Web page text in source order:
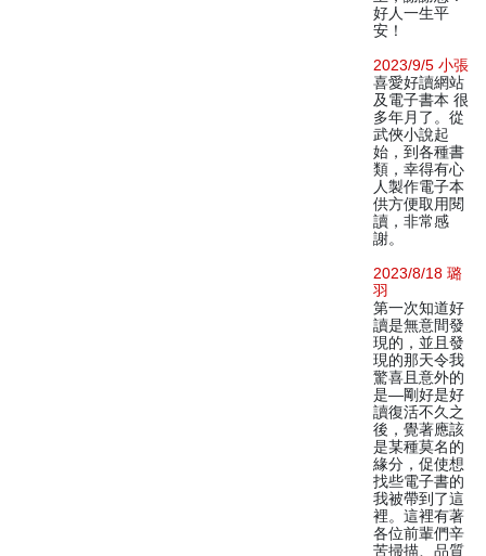
好人一生平
安！
2023/9/5 小張
喜愛好讀網站
及電子書本 很
多年月了。從
武俠小說起
始，到各種書
類，幸得有心
人製作電子本
供方便取用閱
讀，非常感
謝。
2023/8/18 璐
羽
第一次知道好
讀是無意間發
現的，並且發
現的那天令我
驚喜且意外的
是—剛好是好
讀復活不久之
後，覺著應該
是某種莫名的
緣分，促使想
找些電子書的
我被帶到了這
裡。這裡有著
各位前輩們辛
苦掃描、品質